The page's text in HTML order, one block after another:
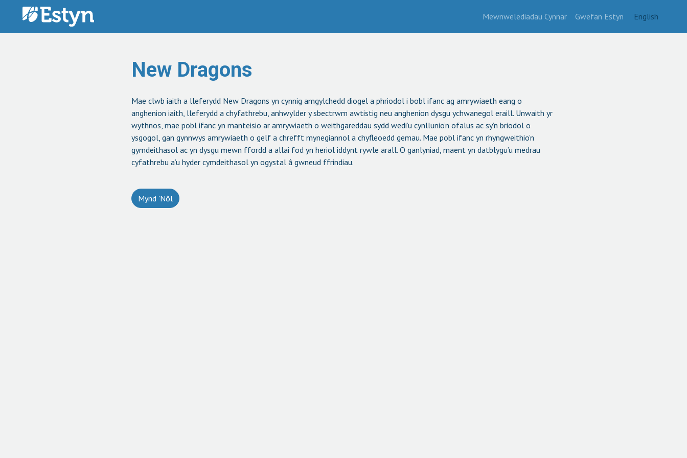
Mynd i'r cynnwys
Mewnwelediadau Cynnar
Gwefan Estyn English
New Dragons
Mae clwb iaith a lleferydd New Dragons yn cynnig amgylchedd diogel a phriodol i bobl ifanc ag amrywiaeth eang o
anghenion iaith, lleferydd a chyfathrebu, anhwylder y sbectrwm awtistig neu anghenion dysgu ychwanegol eraill. Unwaith yr
wythnos, mae pobl ifanc yn manteisio ar amrywiaeth o weithgareddau sydd wedi’u cynllunio’n ofalus ac sy’n briodol o
ysgogol, gan gynnwys amrywiaeth o gelf a chrefft mynegiannol a chyfleoedd gemau. Mae pobl ifanc yn rhyngweithio’n
gymdeithasol ac yn dysgu mewn ffordd a allai fod yn heriol iddynt rywle arall. O ganlyniad, maent yn datblygu’u medrau
cyfathrebu a’u hyder cymdeithasol yn ogystal â gwneud ffrindiau.
Mynd 'Nôl